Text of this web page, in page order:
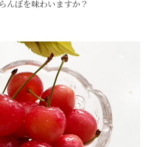
んぼを味わいますか？